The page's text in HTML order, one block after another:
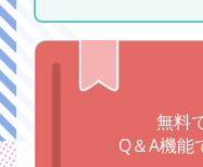
無料
Q＆A機能